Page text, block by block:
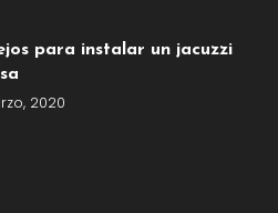
para instalar un jacuzzi
2020